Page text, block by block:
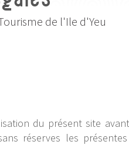
de l'Ile d'Yeu
du présent site
réserves les présentes